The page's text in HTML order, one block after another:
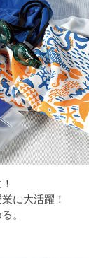
に大活躍！
。